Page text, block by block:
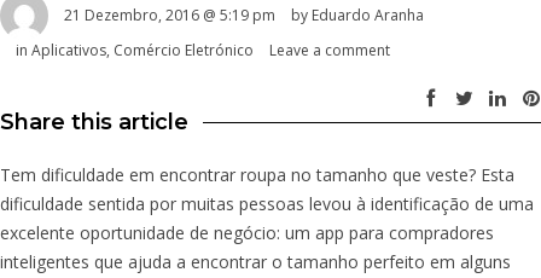
21 Dezembro, 2016 @ 5:19 pm by Eduardo Aranha
in Aplicativos, Comércio Eletrónico Leave a comment
Share this article
Tem dificuldade em encontrar roupa no tamanho que veste? Esta
dificuldade sentida por muitas pessoas levou à identificação de uma
excelente oportunidade de negócio: um app para compradores
inteligentes que ajuda a encontrar o tamanho perfeito em alguns